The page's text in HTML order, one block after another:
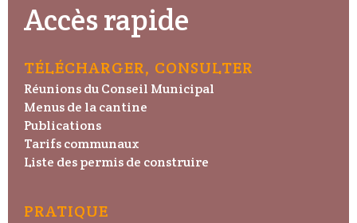
Accès rapide
TÉLÉCHARGER, CONSULTER
Réunions du Conseil Municipal
Menus de la cantine
Publications
Tarifs communaux
Liste des permis de construire
PRATIQUE